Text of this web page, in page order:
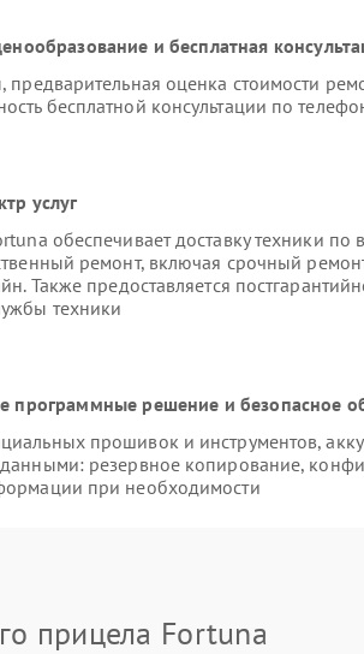
и бесплатная
оценка стоимости
бесплатной консультации по
услуг
обеспечивает доставку техники по
ремонт, включая срочный
Также предоставляется
техники
программные решение и безопасное
прошивок и инструментов,
резервное копирование,
при необходимости
прицела Fortuna